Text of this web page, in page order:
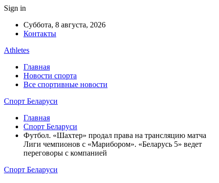
Sign in
Суббота, 8 августа, 2026
Контакты
Athletes
Главная
Новости спорта
Все спортивные новости
Спорт Беларуси
Главная
Спорт Беларуси
Футбол. «Шахтер» продал права на трансляцию матча
Лиги чемпионов с «Марибором». «Беларусь 5» ведет
переговоры с компанией
Спорт Беларуси